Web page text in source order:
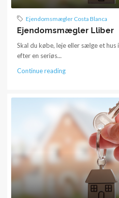
Ejendomsmægler Costa Blanca
Ejendomsmægler Lliber
Skal du købe, leje eller sælge et hus
efter en seriøs...
Continue reading